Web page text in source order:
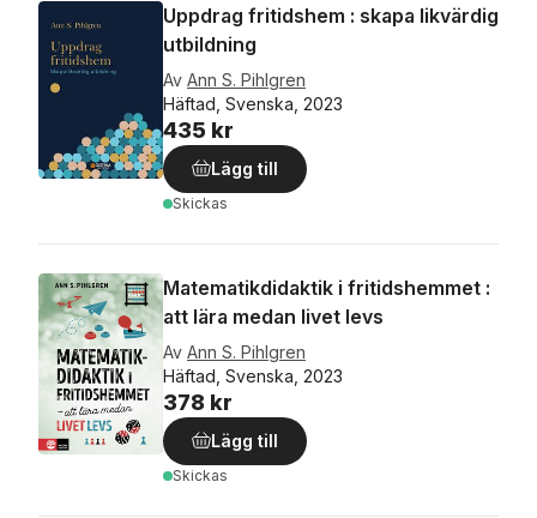
Uppdrag fritidshem : skapa likvärdig
utbildning
Av Ann S. Pihlgren
Häftad, Svenska, 2023
435 kr
Lägg till
Skickas
Matematikdidaktik i fritidshemmet :
att lära medan livet levs
Av Ann S. Pihlgren
Häftad, Svenska, 2023
378 kr
Lägg till
Skickas